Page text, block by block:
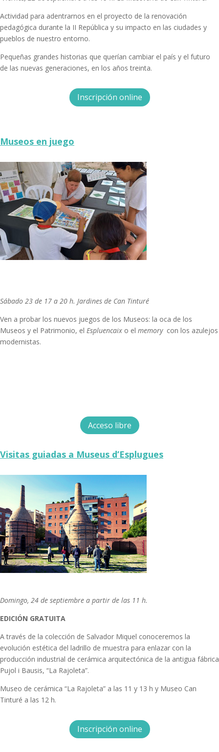
Actividad para adentrarnos en el proyecto de la renovación
pedagógica durante la II República y su impacto en las ciudades y
pueblos de nuestro entorno.
Pequeñas grandes historias que querían cambiar el país y el futuro
de las nuevas generaciones, en los años treinta.
Inscripción online
Museos en juego
Sábado 23 de 17 a 20 h. Jardines de Can Tinturé
Ven a probar los nuevos juegos de los Museos: la oca de los
Museos y el Patrimonio, el Espluencaix o el memorycon los azulejos
modernistas.
Acceso libre
Visitas guiadas a Museus d’Esplugues
Domingo, 24 de septiembre a partir de las 11 h.
EDICIÓN GRATUITA
A través de la colección de Salvador Miquel conoceremos la
evolución estética del ladrillo de muestra para enlazar con la
producción industrial de cerámica arquitectónica de la antigua fábrica
Pujol i Bausis, “La Rajoleta”.
Museo de cerámica “La Rajoleta” a las 11 y 13 h y Museo Can
Tinturé a las 12 h.
Inscripción online